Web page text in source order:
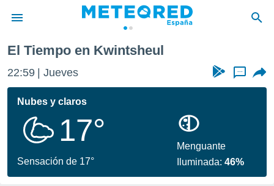
de
por
se
calidad.
a este
las
El Tiempo en Kwintsheul
22:59 Jueves ...
Nubes y claros
17°
Sensación de 17°
Menguante
Iluminada:46%